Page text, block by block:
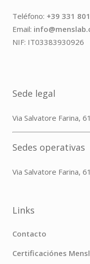
Teléfono: +39 331
Email:
NIF: IT03383930926
Sede legal
Via Salvatore Farina,
Sedes operativas
Via Salvatore Farina,
Links
Contacto
Certificaciónes